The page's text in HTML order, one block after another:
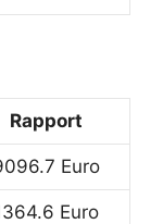
Rapport
Euro
Euro